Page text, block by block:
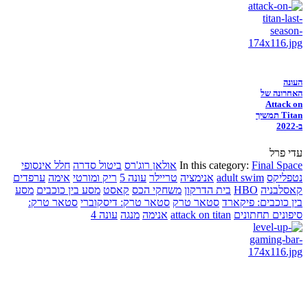
העונה
האחרונה של
Attack on
Titan תמשיך
ב-2022
עדי פרל
In this category: Final Space אולאן רוג'רס ביטול סדרה חלל אינסופי
נטפליקס adult swim אנימציה טריילר עונה 5 ריק ומורטי אימה ערפדים
קאסלבניה HBO בית הדרקון משחקי הכס קאסט מסע בין כוכבים מסע
בין כוכבים: פיקארד סטאר טרק סטאר טרק: דיסקוברי סטאר טרק:
סיפונים תחתונים attack on titan אנימה מנגה עונה 4